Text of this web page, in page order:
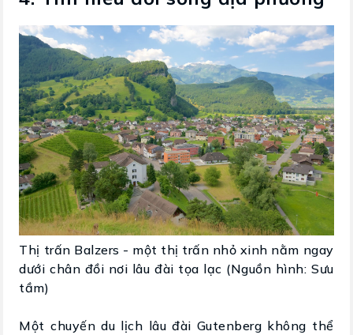
Thị trấn Balzers - một thị trấn nhỏ xinh nằm ngay
dưới chân đồi nơi lâu đài tọa lạc (Nguồn hình: Sưu
tầm)
Một chuyến du lịch lâu đài Gutenberg không thể